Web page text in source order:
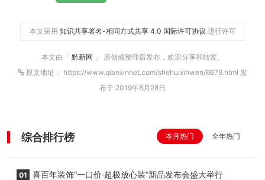
本文采用 知识共享署名-相同方式共享 4.0 国际许可协议 进行许可
本文由「 黔新网 」 原创或整理后发布，欢迎分享和转发。
原文地址： https://www.qianxinnet.com/shehuixinwen/6679.html 发
布于 2019年8月28日
综合排行榜 本月热门 全年热门
01 喜百年装饰“一口价·超极放心装”新品发布会盛大举行